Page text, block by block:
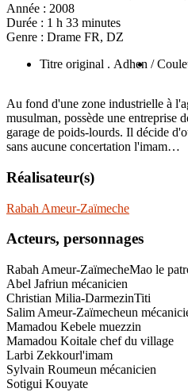
Année : 2008
Durée : 1 h 33 minutes
Genre : Drame FR, DZ
Titre original . Adhen /
Au fond d'une zone industrielle à
musulman, possède une entreprise
garage de poids-lourds. Il décide
sans aucune concertation l'imam…
Réalisateur(s)
Rabah Ameur-Zaïmeche
Acteurs, personnages
Rabah Ameur-ZaïmecheMao le
Abel Jafriun mécanicien
Christian Milia-DarmezinTiti
Salim Ameur-Zaïmecheun
Mamadou Kebele muezzin
Mamadou Koitale chef du village
Larbi Zekkourl'imam
Sylvain Roumeun mécanicien
Sotigui Kouyate